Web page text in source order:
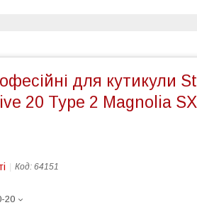
для кутикули
20 Type 2 Magnolia
Код: 64151
20